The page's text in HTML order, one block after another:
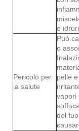
e idruri.
Pericolo per
la salute
Può
o
pelle
vapori
del